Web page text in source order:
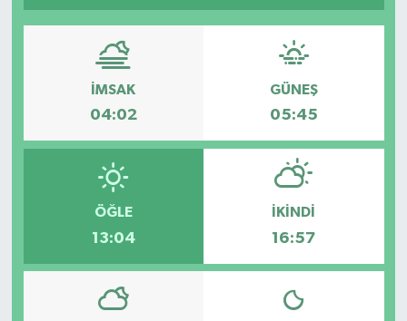
İMSAK
04:02
GÜNEŞ
05:45
ÖĞLE
13:04
İKINDI
16:57